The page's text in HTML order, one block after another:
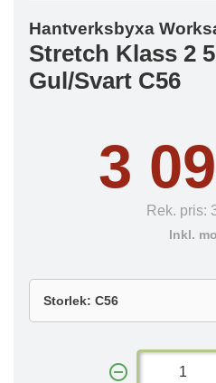
Hantverksbyxa
Stretch Klass 2
Gul/Svart C56
3
Rek. pris:
Inkl.